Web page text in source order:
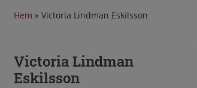
Hem » Victoria Lindman Eskilsson
Victoria Lindman
Eskilsson